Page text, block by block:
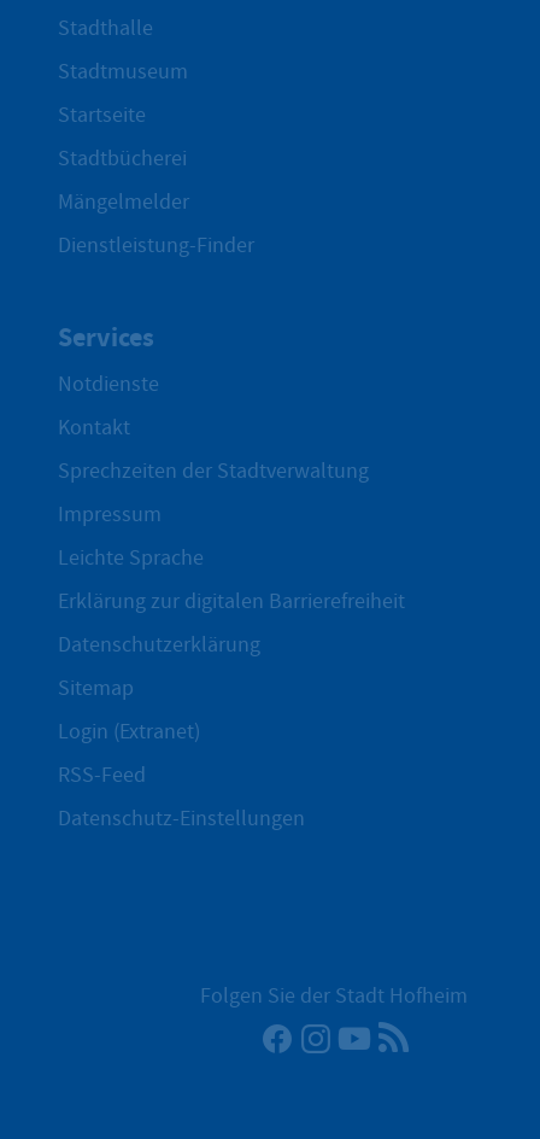
Stadthalle
Stadtmuseum
Startseite
Stadtbücherei
Mängelmelder
Dienstleistung-Finder
Services
Notdienste
Kontakt
Sprechzeiten der Stadtverwaltung
Impressum
Leichte Sprache
Erklärung zur digitalen Barrierefreiheit
Datenschutzerklärung
Sitemap
Login (Extranet)
RSS-Feed
Datenschutz-Einstellungen
Folgen Sie der Stadt Hofheim
Facebook
Instagram
YouTube